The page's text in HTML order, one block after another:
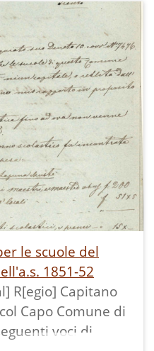
scuole venga
acquistare 2 sedie
e di far riparare
esser tolto
il cesso dei
anche pelle
delle singole
le scuole del
1851-52
R[egio] Capitano
Capo Comune di
voci di